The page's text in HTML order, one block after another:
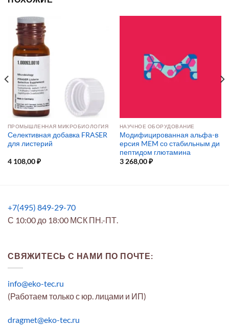
ПРОМЫШЛЕННАЯ МИКРОБИОЛОГИЯ
Селективная добавка FRASER
для листерий
4 108,00₽
НАУЧНОЕ ОБОРУДОВАНИЕ
Модифицированная альфа-в
ерсия MEM со стабильным ди
пептидом глютамина
3 268,00₽
+7(495) 849-29-70
С 10:00 до 18:00 МСК ПН.-ПТ.
СВЯЖИТЕСЬ С НАМИ ПО ПОЧТЕ:
info@eko-tec.ru
(Работаем только с юр. лицами и ИП)
dragmet@eko-tec.ru